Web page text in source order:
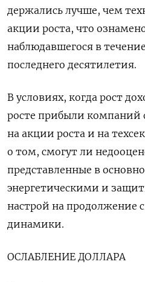
держались лучше, чем
акции роста, что
наблюдавшегося в
последнего десятилетия.
В условиях, когда рост
росте прибыли компаний
на акции роста и на
о том, смогут ли
представленные в
энергетическими и
настрой на продолжение
динамики.
ОСЛАБЛЕНИЕ ДОЛЛАРА